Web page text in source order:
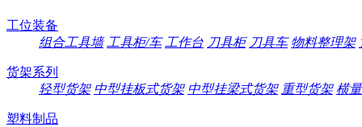
工位装备
组合工具墙 工具柜/车 工作台 刀具柜 刀具车 物料整理架
货架系列
轻型货架 中型挂板式货架 中型挂梁式货架 重型货架 横
塑料制品